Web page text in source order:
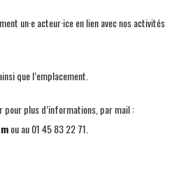
un·eacteur·iceen lien avec nos activités
que l’emplacement.
pour plus d’informations, par mail :
ou au01 45 83 22 71